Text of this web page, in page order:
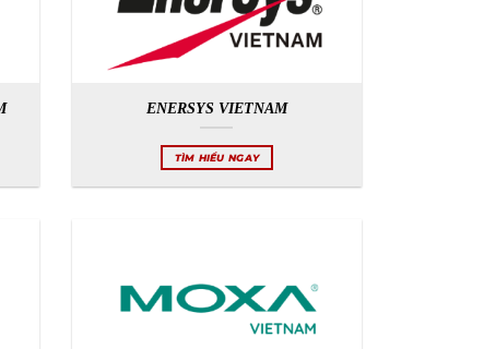
ENERSYS VIETNAM
TÌM HIỂU NGAY